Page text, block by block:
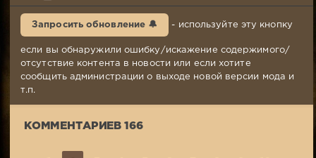
1-
12:59
166
Запросить обновление 🔔 - используйте эту кнопку
если вы обнаружили ошибку/искажение содержимого/
отсутствие контента в новости или если хотите
сообщить администрации о выходе новой версии мода и
т.п.
КОММЕНТАРИЕВ 166